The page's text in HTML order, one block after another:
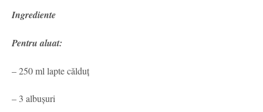
Ingrediente
Pentru aluat:
– 250 ml lapte călduț
– 3 albușuri